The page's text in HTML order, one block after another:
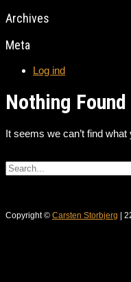
Archives
Meta
Log ind
Nothing Found
It seems we can’t find
Copyright © Carsten Storbjerg |